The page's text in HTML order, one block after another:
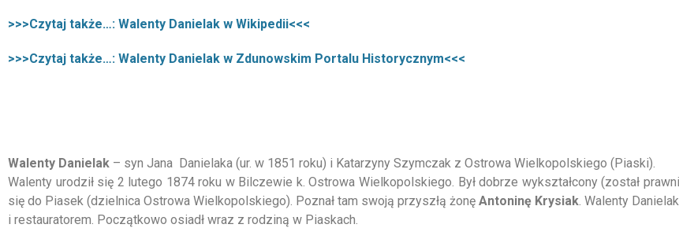
>>>Czytaj także…: Walenty Danielak w Wikipedii<<<
>>>Czytaj także…: Walenty Danielak w Zdunowskim Portalu Historycznym<<<
Walenty Danielak – syn Jana Danielaka (ur. w 1851 roku) i Katarzyny Szymczak z Ostrowa Wielkopolskiego (Piaski).
Walenty urodził się 2 lutego 1874 roku w Bilczewie k. Ostrowa Wielkopolskiego. Był dobrze wykształcony (został
się do Piasek (dzielnica Ostrowa Wielkopolskiego). Poznał tam swoją przyszłą żonę Antoninę Krysiak . Walenty
i restauratorem. Początkowo osiadł wraz z rodziną w Piaskach.